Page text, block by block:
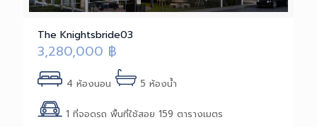
The Knightsbride03
3,280,000 ฿
4 ห้องนอน 5 ห้องน้ำ
1 ที่จอดรถ พื้นที่ใช้สอย 159 ตารางเมตร